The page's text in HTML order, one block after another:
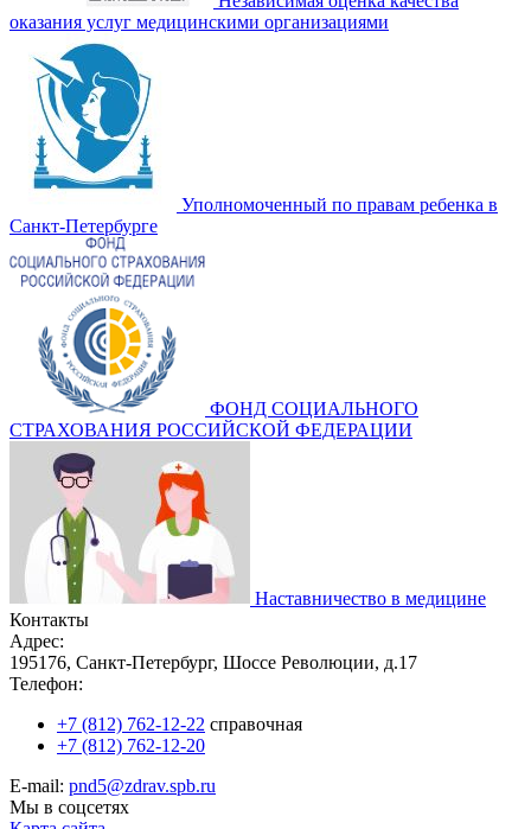
оказания услуг медицинскими организациями
Уполномоченный по правам ребенка в
Санкт-Петербурге
ФОНД СОЦИАЛЬНОГО
СТРАХОВАНИЯ РОССИЙСКОЙ ФЕДЕРАЦИИ
Наставничество в медицине
Контакты
Адрес:
195176, Санкт-Петербург, Шоссе Революции, д.17
Телефон:
+7 (812) 762-12-22 справочная
+7 (812) 762-12-20
E-mail: pnd5@zdrav.spb.ru
Мы в соцсетях